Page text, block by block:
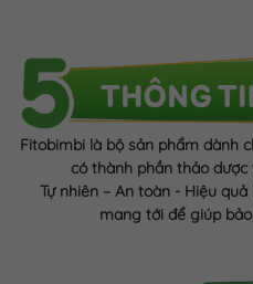
Fitobimbi là bộ sản phẩm dành
có thành phần thảo dược
Tự nhiên – An toàn - Hiệu
mang tới để giúp